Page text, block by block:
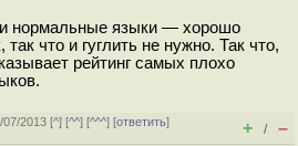
нормальные языки — хорошо
что и гуглить не нужно. Так что,
рейтинг самых плохо
07/2013 [^] [^^] [^^^] [ответить]
+ / –